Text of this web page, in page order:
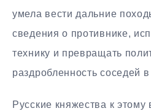
умела вести дальние
сведения о противнике,
технику и превращать
раздробленность соседей
Русские княжества к